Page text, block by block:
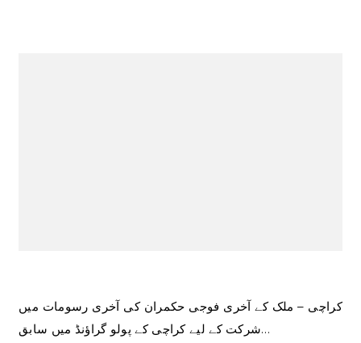
کراچی – ملک کے آخری فوجی حکمران کی آخری رسومات میں
شرکت کے لیے کراچی کے پولو گراؤنڈ میں سابق…